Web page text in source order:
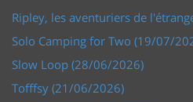
Ripley, les aventuriers de
Solo Camping for Two (19/07/
Slow Loop (28/06/2026)
Tofffsy (21/06/2026)